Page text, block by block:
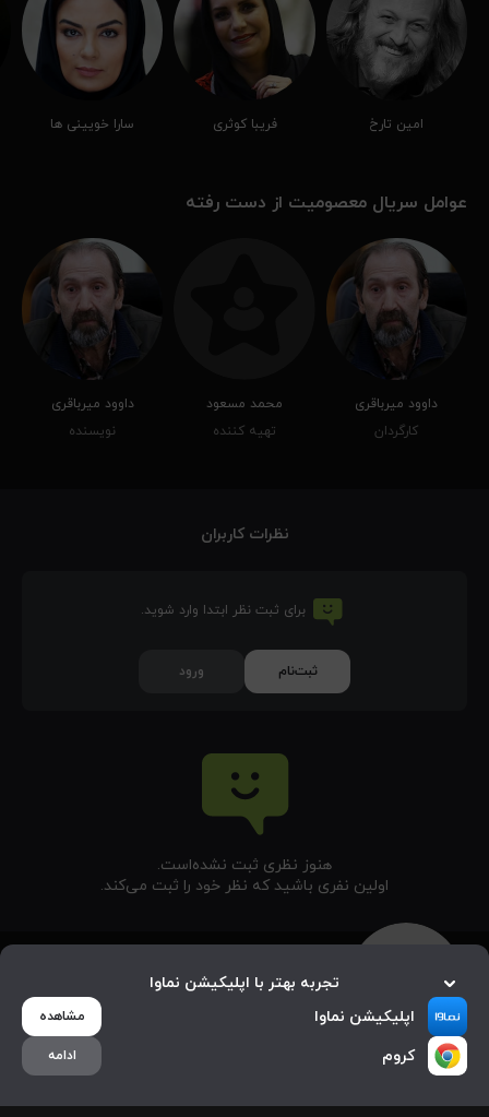
امین تارخ فریبا کوثری سارا خویینی ها
عوامل سریال معصومیت از دست رفته
داوود میرباقری
کارگردان
محمد مسعود
تهیه کننده
داوود میرباقری
نویسنده
نظرات کاربران
برای ثبت نظر ابتدا وارد شوید.
ثبت‌نام ورود
هنوز نظری ثبت نشده‌‌است.
اولین نفری باشید که نظر خود را ثبت می‌کند.
تجربه بهتر با اپلیکیشن نماوا
اپلیکیشن نماوا
مشاهده
کروم ادامه